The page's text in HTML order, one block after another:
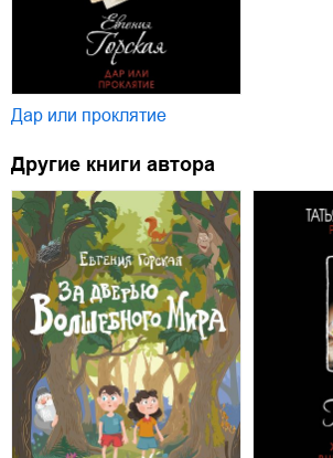
Дар или проклятие
Другие книги автора